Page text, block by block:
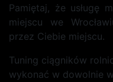
Pamiętaj, że usługę
miejscu we
przez Ciebie miejscu.
Tuning ciągników
wykonać w dowolnie